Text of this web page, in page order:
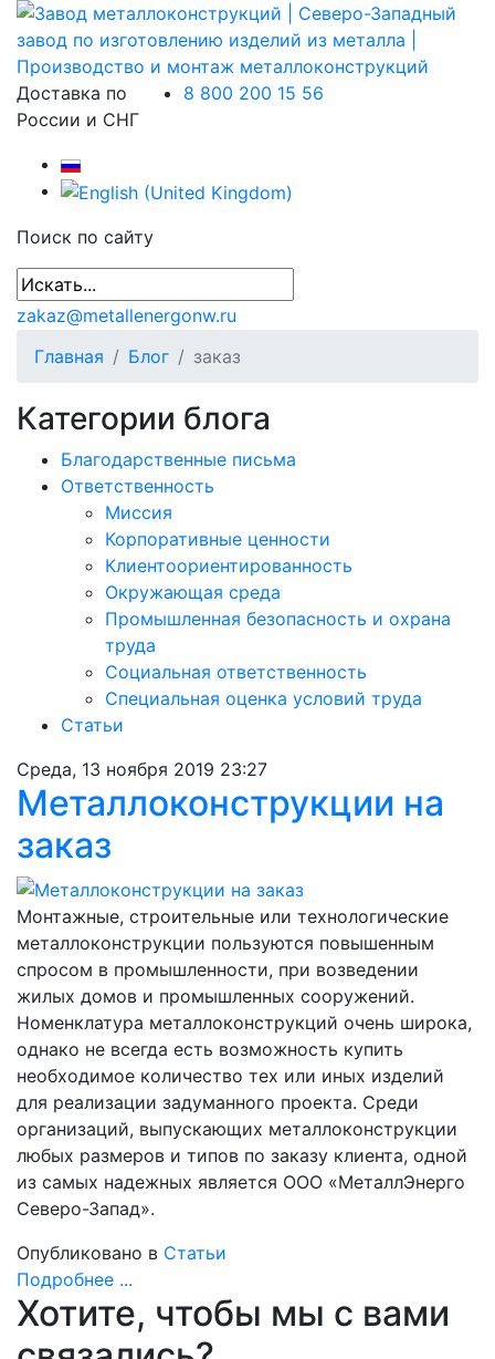
Доставка по
России и СНГ
8 800 200 15 56
Поиск по сайту
zakaz@metallenergonw.ru
Главная
Блог заказ
Категории блога
Благодарственные письма
Ответственность
Миссия
Корпоративные ценности
Клиентоориентированность
Окружающая среда
Промышленная безопасность и охрана
труда
Социальная ответственность
Специальная оценка условий труда
Статьи
Среда, 13 ноября 2019 23:27
Металлоконструкции на
заказ
Монтажные, строительные или технологические
металлоконструкции пользуются повышенным
спросом в промышленности, при возведении
жилых домов и промышленных сооружений.
Номенклатура металлоконструкций очень широка,
однако не всегда есть возможность купить
необходимое количество тех или иных изделий
для реализации задуманного проекта. Среди
организаций, выпускающих металлоконструкции
любых размеров и типов по заказу клиента, одной
из самых надежных является ООО «МеталлЭнерго
Северо-Запад».
Опубликовано в Статьи
Подробнее ...
Хотите, чтобы мы с вами